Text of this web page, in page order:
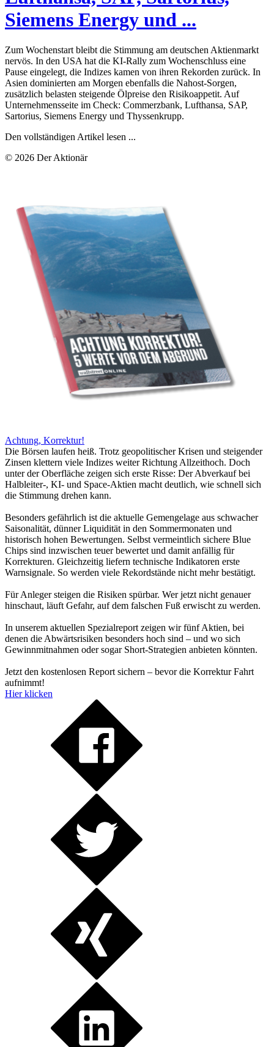
Siemens Energy und ...
Zum Wochenstart bleibt die Stimmung am deutschen Aktienmarkt
nervös. In den USA hat die KI-Rally zum Wochenschluss eine
Pause eingelegt, die Indizes kamen von ihren Rekorden zurück. In
Asien dominierten am Morgen ebenfalls die Nahost-Sorgen,
zusätzlich belasten steigende Ölpreise den Risikoappetit. Auf
Unternehmensseite im Check: Commerzbank, Lufthansa, SAP,
Sartorius, Siemens Energy und Thyssenkrupp.
Den vollständigen Artikel lesen ...
© 2026 Der Aktionär
Achtung, Korrektur!
Die Börsen laufen heiß. Trotz geopolitischer Krisen und steigender
Zinsen klettern viele Indizes weiter Richtung Allzeithoch. Doch
unter der Oberfläche zeigen sich erste Risse: Der Abverkauf bei
Halbleiter-, KI- und Space-Aktien macht deutlich, wie schnell sich
die Stimmung drehen kann.
Besonders gefährlich ist die aktuelle Gemengelage aus schwacher
Saisonalität, dünner Liquidität in den Sommermonaten und
historisch hohen Bewertungen. Selbst vermeintlich sichere Blue
Chips sind inzwischen teuer bewertet und damit anfällig für
Korrekturen. Gleichzeitig liefern technische Indikatoren erste
Warnsignale. So werden viele Rekordstände nicht mehr bestätigt.
Für Anleger steigen die Risiken spürbar. Wer jetzt nicht genauer
hinschaut, läuft Gefahr, auf dem falschen Fuß erwischt zu werden.
In unserem aktuellen Spezialreport zeigen wir fünf Aktien, bei
denen die Abwärtsrisiken besonders hoch sind – und wo sich
Gewinnmitnahmen oder sogar Short-Strategien anbieten könnten.
Jetzt den kostenlosen Report sichern – bevor die Korrektur Fahrt
aufnimmt!
Hier klicken